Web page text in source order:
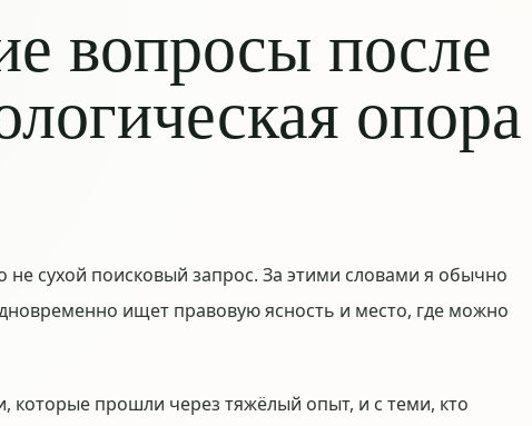
вопросы после
опора
сухой поисковый запрос. За этими словами я обычно
ищет правовую ясность и место, где можно
которые прошли через тяжёлый опыт, и с теми, кто